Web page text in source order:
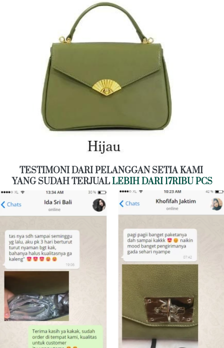
TESTIMONI DARI PELANGGAN SETIA KAMI
YANG SUDAH TERJUAL LEBIH DARI 17RIBU PCS